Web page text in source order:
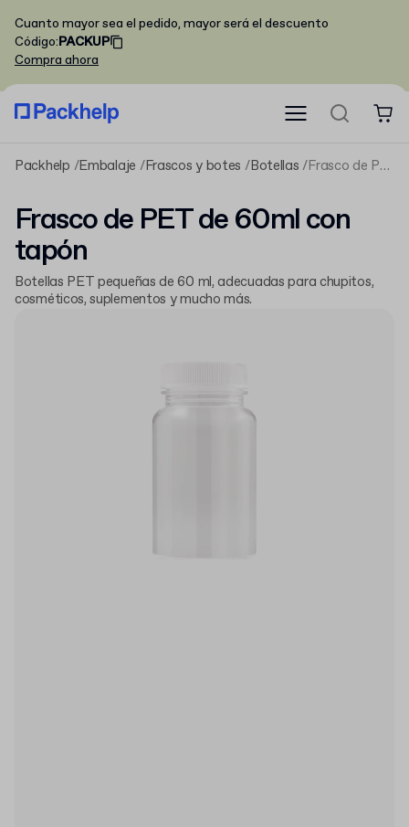
Cuanto mayor sea el pedido, mayor será el descuento
Código:PACKUP
Compra ahora
Packhelp Embalaje Frascos y botes Botellas Frasco de PET de 60ml con tapón
Frasco de PET de 60ml con
tapón
Botellas PET pequeñas de 60 ml, adecuadas para chupitos,
cosméticos, suplementos y mucho más.